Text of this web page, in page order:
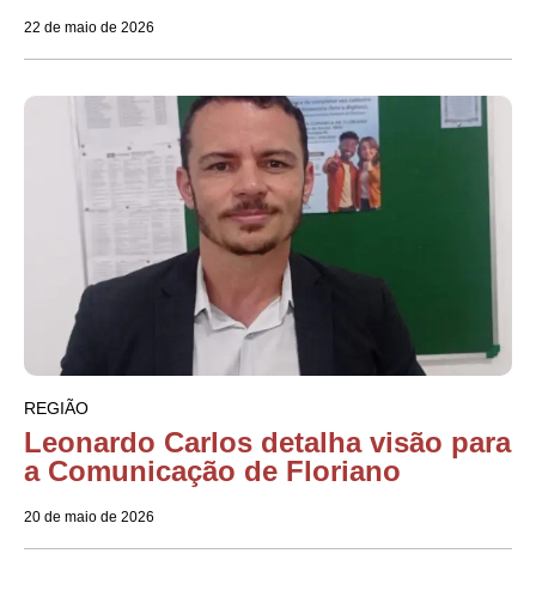
22 de maio de 2026
REGIÃO
Leonardo Carlos detalha visão para
a Comunicação de Floriano
20 de maio de 2026